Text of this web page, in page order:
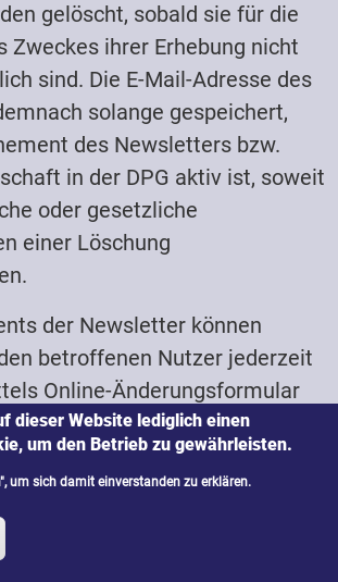
gelöscht, sobald sie für die
Zweckes ihrer Erhebung nicht
sind. Die E-Mail-Adresse des
solange gespeichert,
des Newsletters bzw.
in der DPG aktiv ist, soweit
oder gesetzliche
einer Löschung
der Newsletter können
betroffenen Nutzer jederzeit
Online-Änderungsformular
entsprechenden Links im
werden.
durch Matomo
dieser Website lediglich einen
um den Betrieb zu gewährleisten.
um sich damit einverstanden zu erklären.